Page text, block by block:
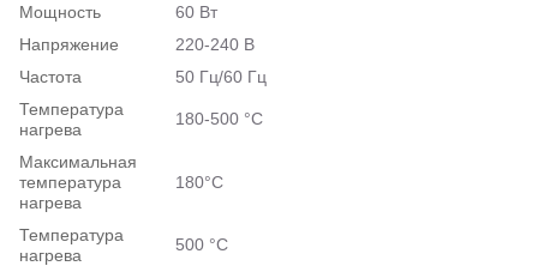
Мощность
60 Вт
Напряжение
220-240 В
Частота
50 Гц/60 Гц
Температура
нагрева
180-500 °C
Максимальная
температура
нагрева
180°C
Температура
нагрева
500 °C